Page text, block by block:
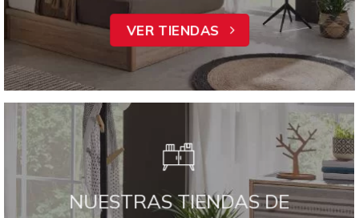
VER TIENDAS
NUESTRAS TIENDAS DE